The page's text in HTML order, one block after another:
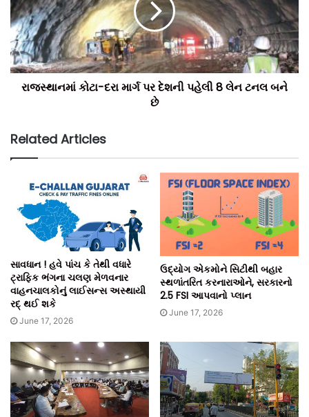
રાજસ્થાનમાં કોટા-દરા માર્ગ પર દેશની પહેલી 8 લેન ટનલ બને
છે
Related Articles
સાવધાન ! હવે પાંચ કે તેથી વધારે
ટ્રાફિક ભંગના ચલણ મેળવનાર
વાહનચાલકોનું લાઈસન્સ અસ્થાયી
રદ્ થઈ શકે
June 17, 2026
ઉદ્યોગ એકમોને સિટીથી બહાર
સ્થળાંતરિત કરનારાઓને, સરકારનો
2.5 FSI આપવાનો પ્લાન
June 17, 2026